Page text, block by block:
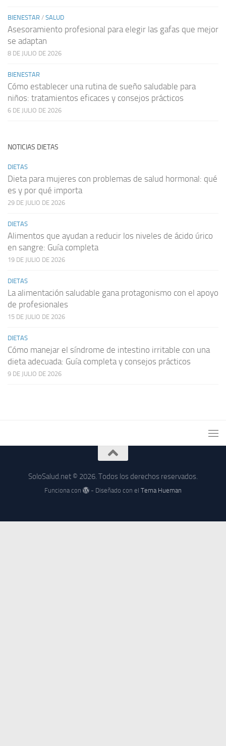
BIENESTAR / SALUD
Asesoramiento profesional para elegir las gafas que mejor
se adaptan
8 DE JULIO DE 2026
BIENESTAR
Cómo establecer una rutina de sueño saludable para
niños: tratamientos eficaces y consejos prácticos
6 DE JULIO DE 2026
NOTICIAS DIETAS
DIETAS
Dieta para mujeres con problemas de salud hormonal: qué
es y por qué importa
29 DE JULIO DE 2026
DIETAS
Alimentos que ayudan a reducir los niveles de ácido úrico
en sangre: Guía completa
19 DE JULIO DE 2026
DIETAS
La alimentación saludable gana protagonismo con el apoyo
de profesionales
15 DE JULIO DE 2026
DIETAS
Cómo manejar el síndrome de intestino irritable con una
dieta adecuada: Guía completa y consejos prácticos
9 DE JULIO DE 2026
SoloSalud.net © 2026. Todos los derechos reservados.
Funciona con - Diseñado con elTema Hueman